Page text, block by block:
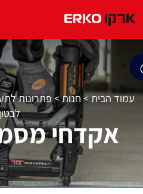
עמוד הבית> חנות>פתרונות
אקדחי